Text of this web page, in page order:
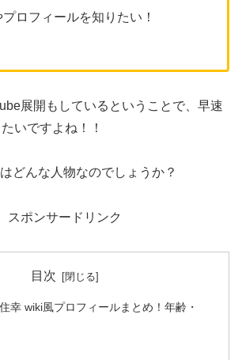
ロフィールを知りたい！
展開もしているということで、早速
いですよね！！
どんな人物なのでしょうか？
スポンサードリンク
目次
幸 wiki風プロフィールまとめ！年齢・